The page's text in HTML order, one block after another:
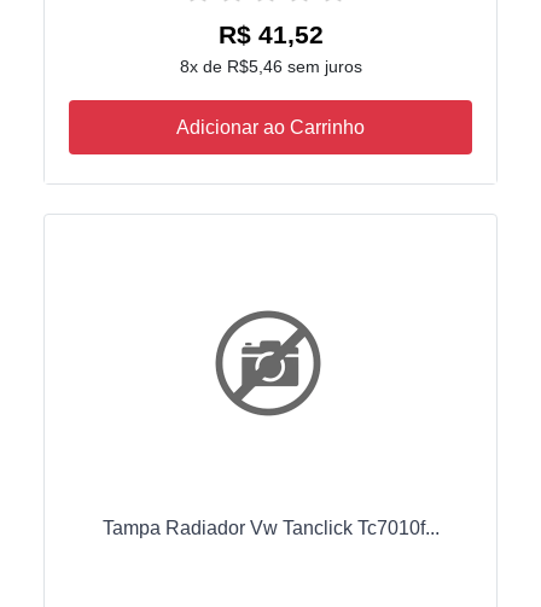
R$ 41,52
8x de R$5,46 sem juros
Adicionar ao Carrinho
Tampa Radiador Vw Tanclick Tc7010f...